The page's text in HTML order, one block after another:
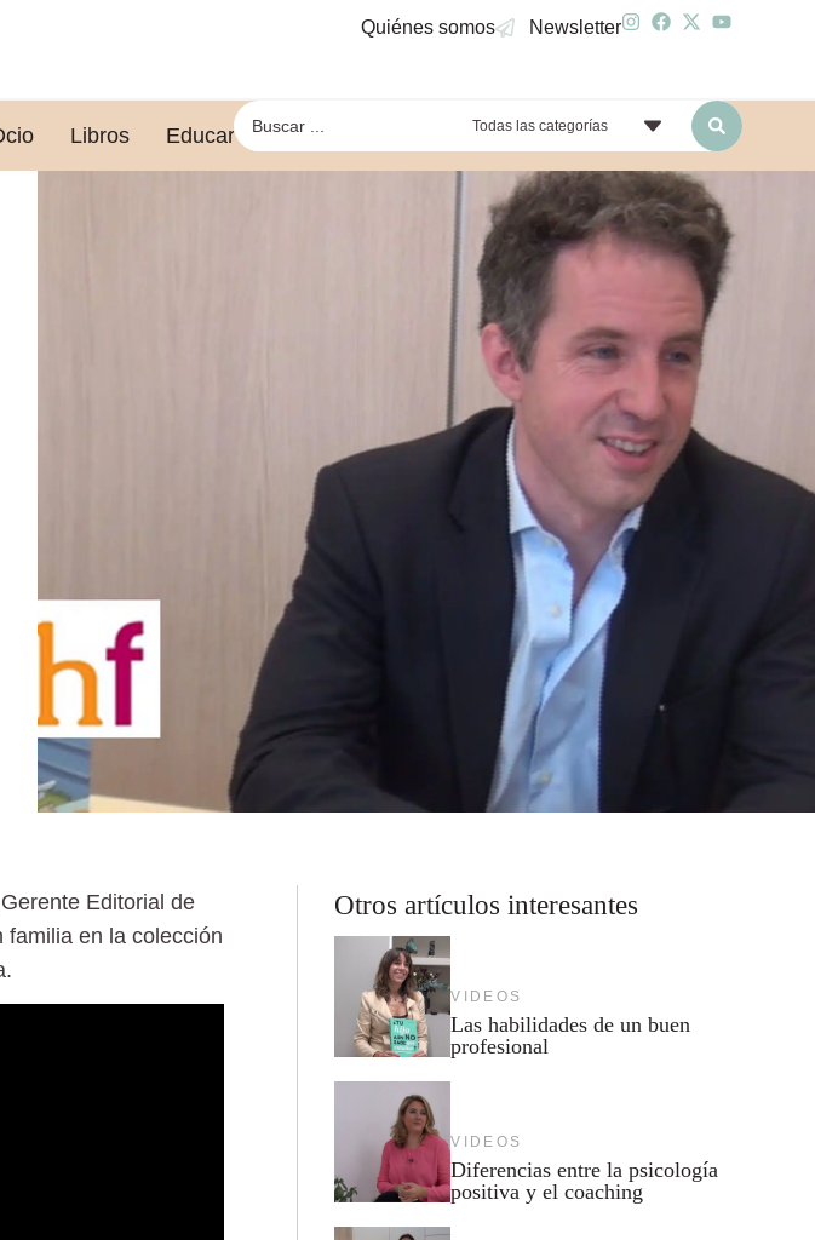
Quiénes somos Newsletter
Libros Educar leyendo Todas las categorías
Editorial de
familia en la colección
Otros artículos interesantes
VIDEOS
Las habilidades de un buen
profesional
VIDEOS
Diferencias entre la psicología
positiva y el coaching